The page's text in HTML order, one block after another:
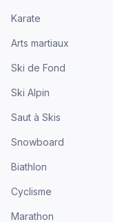
Karate
Arts martiaux
Ski de Fond
Ski Alpin
Saut à Skis
Snowboard
Biathlon
Cyclisme
Marathon